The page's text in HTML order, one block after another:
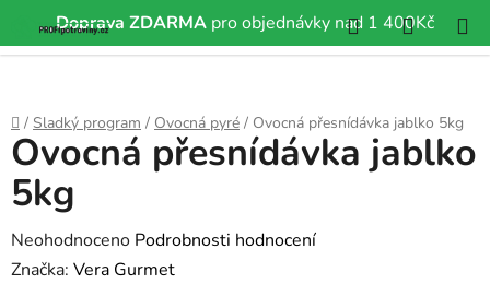
Doprava ZDARMA pro objednávky nad 1 400Kč
Přejít
Hledat
KOŠÍK
Domů
/ Sladký program / Ovocná pyré / Ovocná přesnídávka jablko 5kg
Ovocná přesnídávka jablko
5kg
Průměrné
hodnocení
Neohodnoceno Podrobnosti hodnocení
Značka: Vera Gurmet